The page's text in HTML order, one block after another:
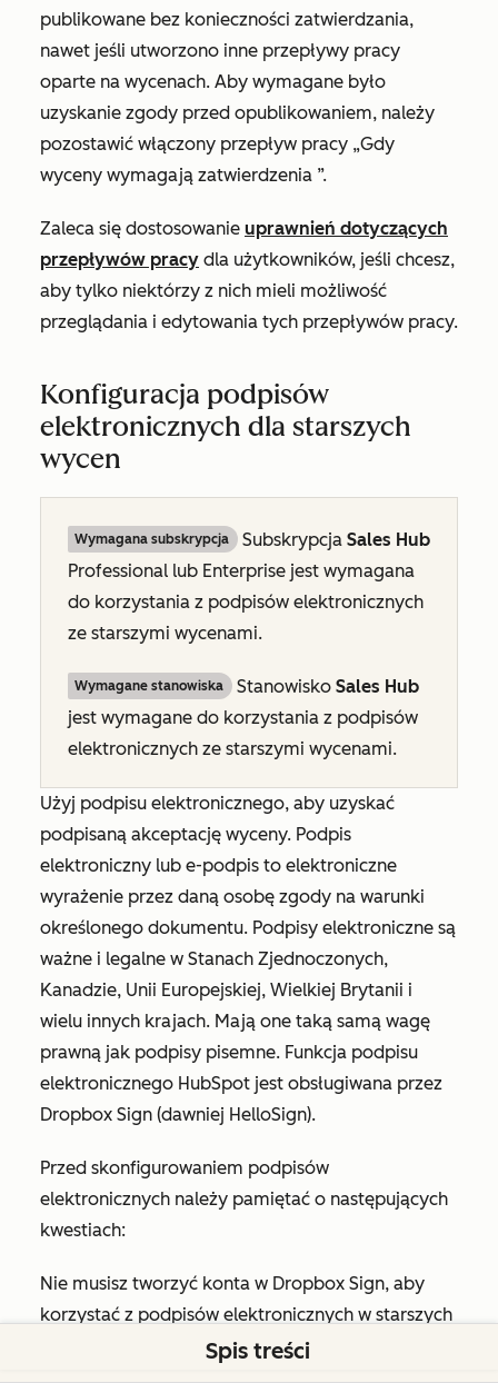
publikowane bez konieczności zatwierdzania,
nawet jeśli utworzono inne przepływy pracy
oparte na wycenach. Aby wymagane było
uzyskanie zgody przed opublikowaniem, należy
pozostawić włączony przepływ pracy „Gdy
wyceny wymagają zatwierdzenia ”.
Zaleca się dostosowanie uprawnień dotyczących
przepływów pracy dla użytkowników, jeśli chcesz,
aby tylko niektórzy z nich mieli możliwość
przeglądania i edytowania tych przepływów pracy.
Konfiguracja podpisów
elektronicznych dla starszych
wycen
Wymagana subskrypcja Subskrypcja Sales Hub
Professional lub Enterprise jest wymagana
do korzystania z podpisów elektronicznych
ze starszymi wycenami.
Wymagane stanowiska Stanowisko Sales Hub
jest wymagane do korzystania z podpisów
elektronicznych ze starszymi wycenami.
Użyj podpisu elektronicznego, aby uzyskać
podpisaną akceptację wyceny. Podpis
elektroniczny lub e-podpis to elektroniczne
wyrażenie przez daną osobę zgody na warunki
określonego dokumentu. Podpisy elektroniczne są
ważne i legalne w Stanach Zjednoczonych,
Kanadzie, Unii Europejskiej, Wielkiej Brytanii i
wielu innych krajach. Mają one taką samą wagę
prawną jak podpisy pisemne. Funkcja podpisu
elektronicznego HubSpot jest obsługiwana przez
Dropbox Sign (dawniej HelloSign).
Przed skonfigurowaniem podpisów
elektronicznych należy pamiętać o następujących
kwestiach:
Nie musisz tworzyć konta w Dropbox Sign, aby
korzystać z podpisów elektronicznych w starszych
Spis treści